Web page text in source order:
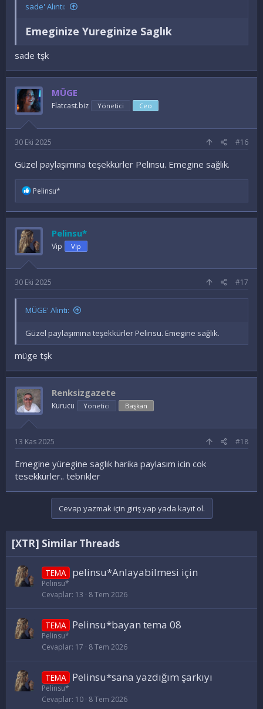
sade' Alıntı:
Emeginize Yureginize Saglık
sade tşk
MÜGE
Flatcast.biz Yönetici Ceo
30 Eki 2025 #16
Güzel paylaşımına teşekkürler Pelinsu. Emegine sağlık.
İ
d
e
l
e
r
:
Pelinsu*
Pelinsu*
Vip Vip
30 Eki 2025 #17
MÜGE' Alıntı:
Güzel paylaşımına teşekkürler Pelinsu. Emegine sağlık.
müge tşk
Renksizgazete
Kurucu Yönetici Başkan
13 Kas 2025 #18
Emegine yüregine saglık harika paylasım icin cok
tesekkürler.. tebrikler
Cevap yazmak için giriş yap yada kayıt ol.
[XTR] Similar Threads
TEMA pelinsu*Anlayabilmesi için
Pelinsu*
Cevaplar 13 8 Tem 2026
TEMA Pelinsu*bayan tema 08
Pelinsu*
Cevaplar 17 8 Tem 2026
TEMA Pelinsu*sana yazdığım şarkıyı
Pelinsu*
Cevaplar 10 8 Tem 2026